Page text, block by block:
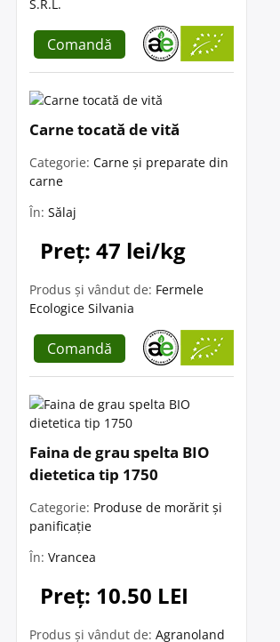
S.R.L.
Comandă
Carne tocată de vită
Categorie: Carne și preparate din
carne
În: Sălaj
Preț: 47 lei/kg
Produs și vândut de: Fermele
Ecologice Silvania
Comandă
Faina de grau spelta BIO
dietetica tip 1750
Categorie: Produse de morărit și
panificație
În: Vrancea
Preț: 10.50 LEI
Produs și vândut de: Agranoland